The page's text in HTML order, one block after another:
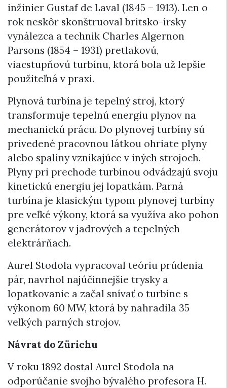
inžinier Gustaf de Laval (1845 – 1913). Len o
rok neskôr skonštruoval britsko-írsky
vynálezca a technik Charles Algernon
Parsons (1854 – 1931) pretlakovú,
viacstupňovú turbínu, ktorá bola už lepšie
použiteľná v praxi.
Plynová turbína je tepelný stroj, ktorý
transformuje tepelnú energiu plynov na
mechanickú prácu. Do plynovej turbíny sú
privedené pracovnou látkou ohriate plyny
alebo spaliny vznikajúce v iných strojoch.
Plyny pri prechode turbínou odvádzajú svoju
kinetickú energiu jej lopatkám. Parná
turbína je klasickým typom plynovej turbíny
pre veľké výkony, ktorá sa využíva ako pohon
generátorov v jadrových a tepelných
elektrárňach.
Aurel Stodola vypracoval teóriu prúdenia
pár, navrhol najúčinnejšie trysky a
lopatkovanie a začal snívať o turbíne s
výkonom 60 MW, ktorá by nahradila 35
veľkých parných strojov.
Návrat do Zürichu
V roku 1892 dostal Aurel Stodola na
odporúčanie svojho bývalého profesora H.